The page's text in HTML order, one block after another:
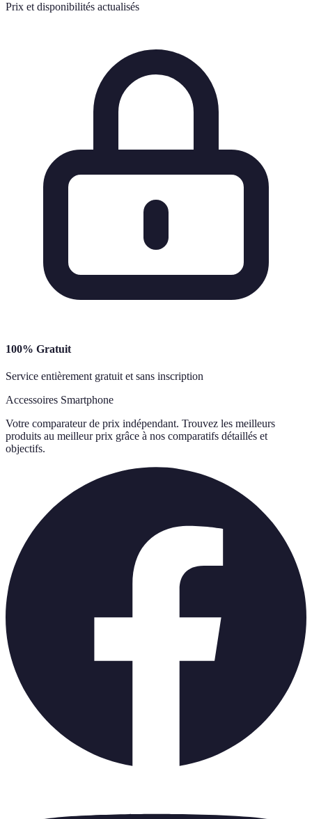
Prix et disponibilités actualisés
100% Gratuit
Service entièrement gratuit et sans inscription
Accessoires Smartphone
Votre comparateur de prix indépendant. Trouvez les meilleurs
produits au meilleur prix grâce à nos comparatifs détaillés et
objectifs.